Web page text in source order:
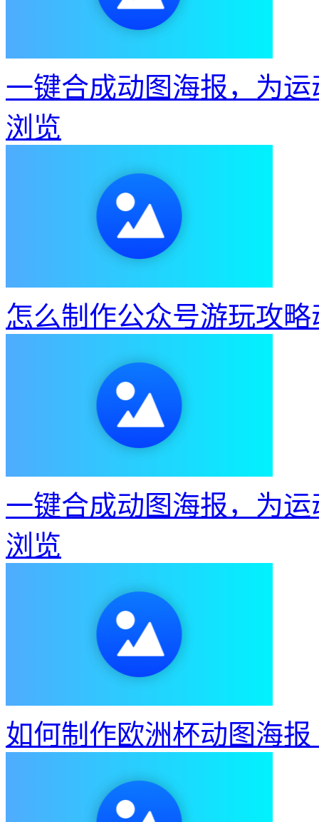
一键合成动图海报，为
浏览
怎么制作公众号游玩攻
一键合成动图海报，为
浏览
如何制作欧洲杯动图海报